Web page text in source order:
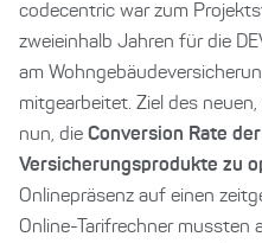
codecentric war zum
zweieinhalb Jahren für die
am
mitgearbeitet. Ziel des
nun, die Conversion Rate
Versicherungsprodukte zu
Onlinepräsenz auf einen
Online-Tarifrechner mussten